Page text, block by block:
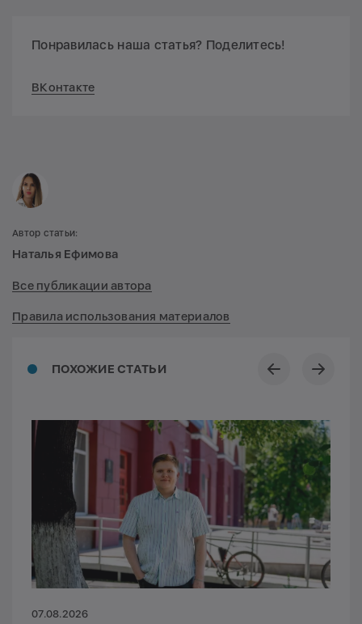
Понравилась наша статья? Поделитесь!
ВКонтакте
ПОХОЖИЕ СТАТЬИ
07.08.2026
Автор статьи:
Наталья Ефимова
Все публикации автора
Правила использования материалов